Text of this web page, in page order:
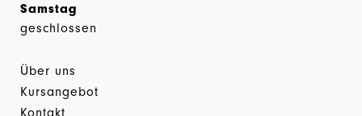
Samstag
geschlossen
Über uns
Kursangebot
Kontakt